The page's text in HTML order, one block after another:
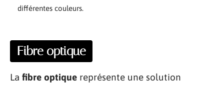
différentes couleurs.
Fibre optique
La fibre optique représente une solution